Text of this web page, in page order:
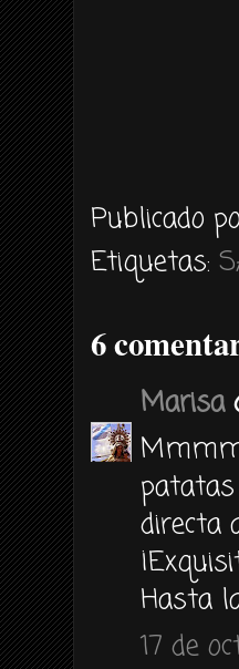
Publicado
Etiquetas:
6
Marisa
directa
Hasta
17 de